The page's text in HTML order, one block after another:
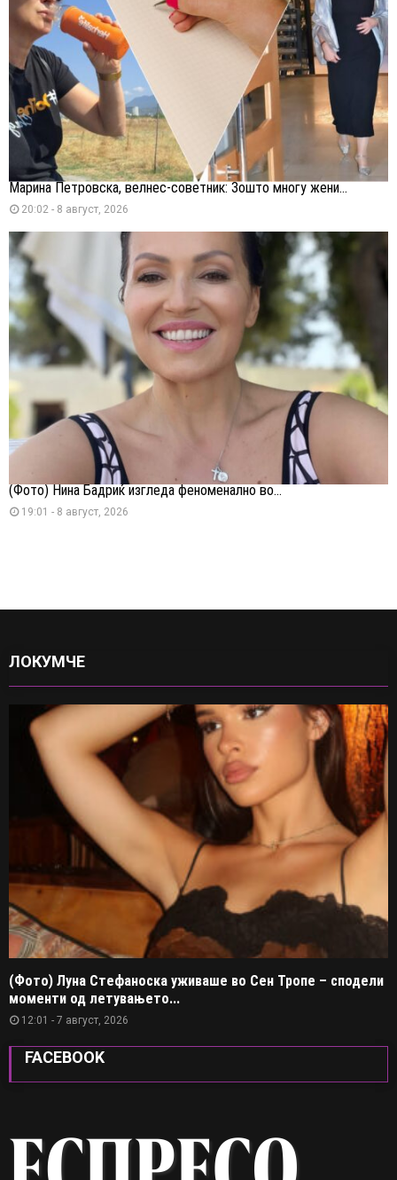
Марина Петровска, велнес-советник: Зошто многу жени...
20:02 - 8 август, 2026
(Фото) Нина Бадриќ изгледа феноменално во...
19:01 - 8 август, 2026
ЛОКУМЧЕ
(Фото) Луна Стефаноска уживаше во Сен Тропе – сподели
моменти од летувањето...
12:01 - 7 август, 2026
FACEBOOK